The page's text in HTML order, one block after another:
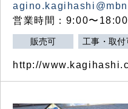
営業時間：9:00〜
販売可 工事・取付
http://